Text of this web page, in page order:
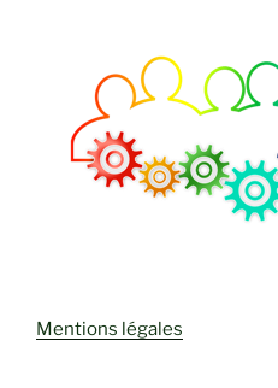
Mentions légales